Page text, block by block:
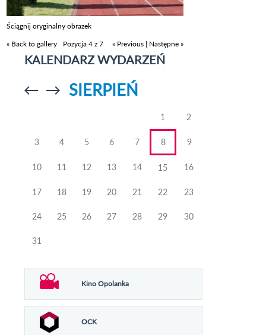
Ściągnij oryginalny obrazek
« Back to gallery
Pozycja 4 z 7 « Previous | Następne »
KALENDARZ WYDARZEŃ
Przejdź doPrzejdź do
SIERPIEŃ
1 2
3 4 5 6 7 8 9
10 11 12 13 14 15 16
17 18 19 20 21 22 23
24 25 26 27 28 29 30
31
Kino Opolanka
OCK